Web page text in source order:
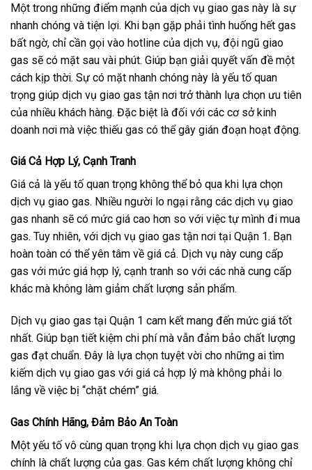
Một trong những điểm mạnh của dịch vụ giao gas này là sự
nhanh chóng và tiện lợi. Khi bạn gặp phải tình huống hết gas
bất ngờ, chỉ cần gọi vào hotline của dịch vụ, đội ngũ giao
gas sẽ có mặt sau vài phút. Giúp bạn giải quyết vấn đề một
cách kịp thời. Sự có mặt nhanh chóng này là yếu tố quan
trọng giúp dịch vụ giao gas tận nơi trở thành lựa chọn ưu tiên
của nhiều khách hàng. Đặc biệt là đối với các cơ sở kinh
doanh nơi mà việc thiếu gas có thể gây gián đoạn hoạt động.
Giá Cả Hợp Lý, Cạnh Tranh
Giá cả là yếu tố quan trọng không thể bỏ qua khi lựa chọn
dịch vụ giao gas. Nhiều người lo ngại rằng các dịch vụ giao
gas nhanh sẽ có mức giá cao hơn so với việc tự mình đi mua
gas. Tuy nhiên, với dịch vụ giao gas tận nơi tại Quận 1. Bạn
hoàn toàn có thể yên tâm về giá cả. Dịch vụ này cung cấp
gas với mức giá hợp lý, cạnh tranh so với các nhà cung cấp
khác mà không làm giảm chất lượng sản phẩm.
Dịch vụ giao gas tại Quận 1 cam kết mang đến mức giá tốt
nhất. Giúp bạn tiết kiệm chi phí mà vẫn đảm bảo chất lượng
gas đạt chuẩn. Đây là lựa chọn tuyệt vời cho những ai tìm
kiếm dịch vụ giao gas với giá cả hợp lý mà không phải lo
lắng về việc bị “chặt chém” giá.
Gas Chính Hãng, Đảm Bảo An Toàn
Một yếu tố vô cùng quan trọng khi lựa chọn dịch vụ giao gas
chính là chất lượng của gas. Gas kém chất lượng không chỉ